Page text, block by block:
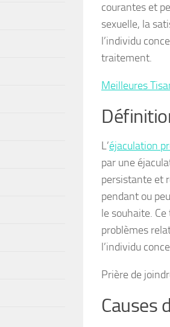
courantes et
sexuelle, la
l’individu
traitement.
Meilleures
L’éjaculation
par une
persistante et
pendant ou
le souhaite.
problèmes
l’individu
Prière de
Causes